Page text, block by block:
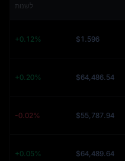
לשנות
$1.596
+0.12%
$64,486.54
+0.20%
$55,787.94
-0.02%
$64,489.64
+0.05%